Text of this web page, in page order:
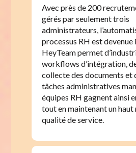
Avec près de 200
gérés par seulement trois
administrateurs,
processus RH est devenue
HeyTeam permet
workflows d’intégration,
collecte des documents et
tâches administratives
équipes RH gagnent ainsi
tout en maintenant un haut
qualité de service.